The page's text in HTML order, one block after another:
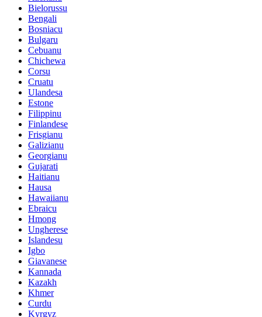
Bielorussu
Bengali
Bosniacu
Bulgaru
Cebuanu
Chichewa
Corsu
Cruatu
Ulandesa
Estone
Filippinu
Finlandese
Frisgianu
Galizianu
Georgianu
Gujarati
Haitianu
Hausa
Hawaiianu
Ebraicu
Hmong
Ungherese
Islandesu
Igbo
Giavanese
Kannada
Kazakh
Khmer
Curdu
Kyrgyz